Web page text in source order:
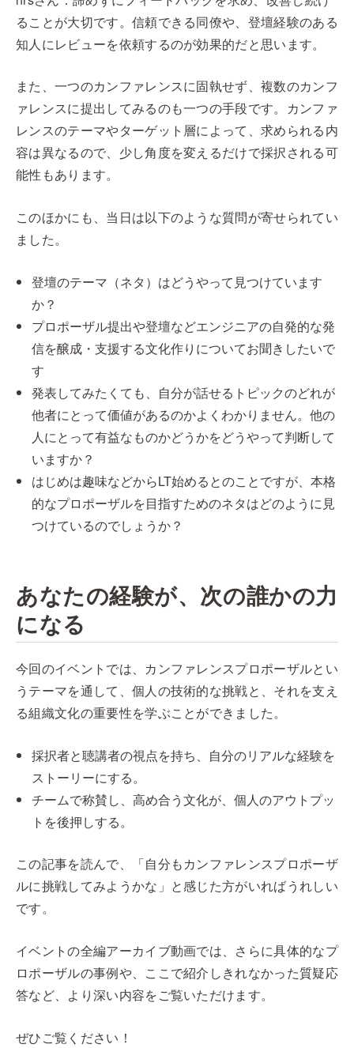
ることが大切です。信頼できる同僚や、登壇経験のある
知人にレビューを依頼するのが効果的だと思います。
また、一つのカンファレンスに固執せず、複数のカンフ
ァレンスに提出してみるのも一つの手段です。カンファ
レンスのテーマやターゲット層によって、求められる内
容は異なるので、少し角度を変えるだけで採択される可
能性もあります。
このほかにも、当日は以下のような質問が寄せられてい
ました。
登壇のテーマ（ネタ）はどうやって見つけています
か？
プロポーザル提出や登壇などエンジニアの自発的な発
信を醸成・支援する文化作りについてお聞きしたいで
す
発表してみたくても、自分が話せるトピックのどれが
他者にとって価値があるのかよくわかりません。他の
人にとって有益なものかどうかをどうやって判断して
いますか？
はじめは趣味などからLT始めるとのことですが、本格
的なプロポーザルを目指すためのネタはどのように見
つけているのでしょうか？
あなたの経験が、次の誰かの力
になる
今回のイベントでは、カンファレンスプロポーザルとい
うテーマを通して、個人の技術的な挑戦と、それを支え
る組織文化の重要性を学ぶことができました。
採択者と聴講者の視点を持ち、自分のリアルな経験を
ストーリーにする。
チームで称賛し、高め合う文化が、個人のアウトプッ
トを後押しする。
この記事を読んで、「自分もカンファレンスプロポーザ
ルに挑戦してみようかな」と感じた方がいればうれしい
です。
イベントの全編アーカイブ動画では、さらに具体的なプ
ロポーザルの事例や、ここで紹介しきれなかった質疑応
答など、より深い内容をご覧いただけます。
ぜひご覧ください！